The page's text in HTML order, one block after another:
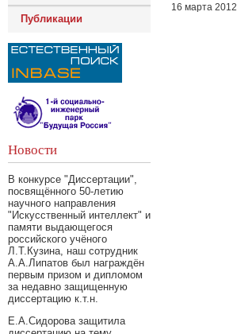
Публикации
Новости
В конкурсе "Диссертации",
посвящённого 50-летию
научного направления
"Искусственный интеллект" и
памяти выдающегося
российского учёного
Л.Т.Кузина, наш сотрудник
А.А.Липатов был награждён
первым призом и дипломом
за недавно защищенную
диссертацию к.т.н.
Е.А.Сидорова защитила
16 марта 2012